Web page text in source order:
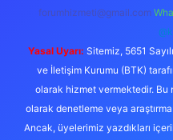
forumhizmeti@gmail.com
Yasal Uyarı: Sitemiz, 5651
ve İletişim Kurumu (BTK)
olarak hizmet vermektedir.
olarak denetleme veya
Ancak, üyelerimiz yazdıkları